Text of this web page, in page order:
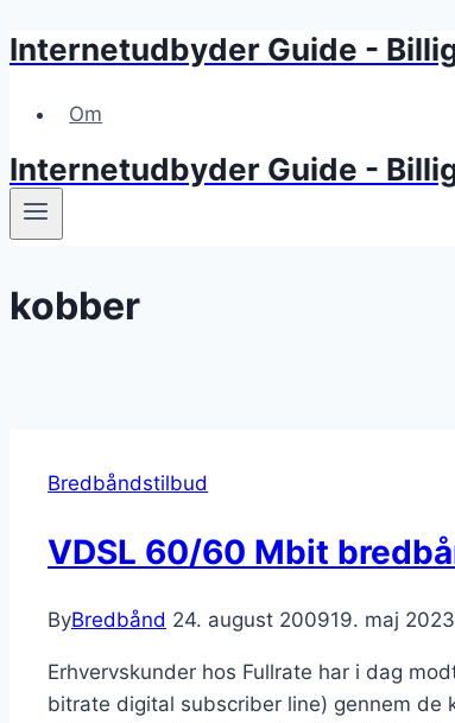
Skip
content
Internetudbyder Guide -
Om
Internetudbyder Guide -
kobber
Bredbåndstilbud
VDSL 60/60 Mbit
ByBredbånd 24. august 200919. maj 2023
Erhvervskunder hos Fullrate har i dag
bitrate digital subscriber line) gennem